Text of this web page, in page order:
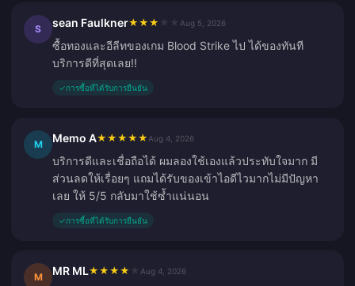
S sean Faulkner★ ★ ★ Aug 5, 2026
ซื้อทองและอีลีทของเกม Blood Strike ไป ได้ของทันที
บริการดีที่สุดเลย!!
✓การซื้อที่ได้รับการยืนยัน
M Memo A★ ★ ★ ★ ★ Aug 4, 2026
บริการดีและเชื่อถือได้ ผมลองใช้เองแล้วประทับใจมาก มี
ส่วนลดให้เรื่อยๆ แถมได้รับของเข้าไอดีไวมากไม่มีปัญหา
เลย ให้ 5/5 กลับมาใช้ซ้ำแน่นอน
✓การซื้อที่ได้รับการยืนยัน
M MR ML★ ★ ★ ★ Aug 4, 2026